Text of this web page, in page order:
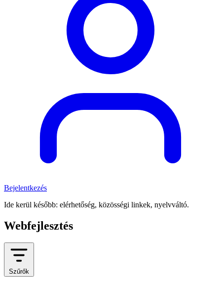
Bejelentkezés
Ide kerül később: elérhetőség, közösségi linkek, nyelvváltó.
Webfejlesztés
Szűrők